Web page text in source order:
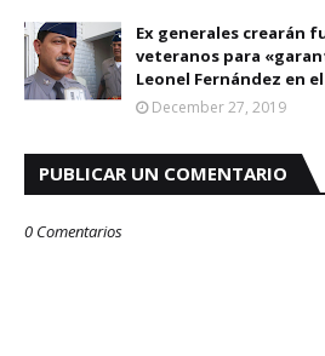
Ex generales crearán
veteranos para
Leonel Fernández en el
December 27, 2019
PUBLICAR UN COMENTARIO
0 Comentarios